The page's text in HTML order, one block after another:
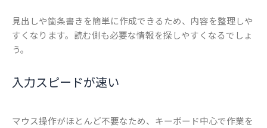
見出しや箇条書きを簡単に作成できるため、内容を整理しや
すくなります。読む側も必要な情報を探しやすくなるでしょ
う。
入力スピードが速い
マウス操作がほとんど不要なため、キーボード中心で作業を